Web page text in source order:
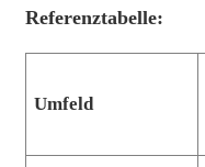
Referenztabelle:
Umfeld